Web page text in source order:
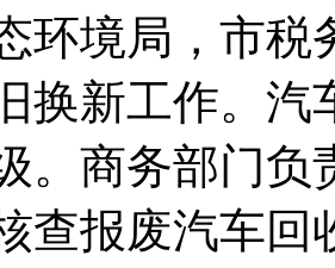
环境局，市
换新工作。
。商务部门负
查报废汽车回